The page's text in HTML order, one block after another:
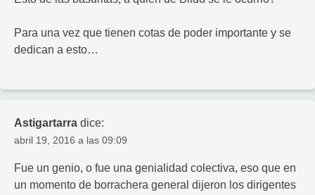
Para una vez que tienen cotas de poder importante y se
dedican a esto…
Astigartarra dice:
abril 19, 2016 a las 09:09
Fue un genio, o fue una genialidad colectiva, eso que en
un momento de borrachera general dijeron los dirigentes